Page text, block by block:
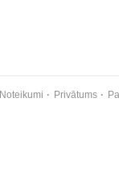
Noteikumi Privātums